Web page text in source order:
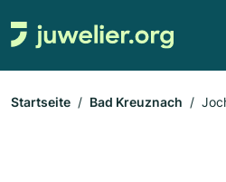
Startseite Bad Kreuznach